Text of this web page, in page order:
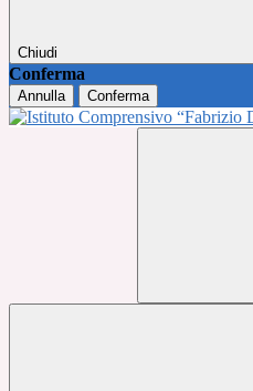
Chiudi
Conferma
Annulla Conferma